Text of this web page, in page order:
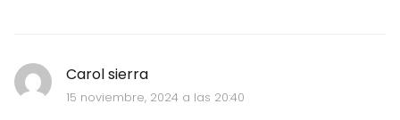
Carol sierra
15 noviembre, 2024 a las 20:40